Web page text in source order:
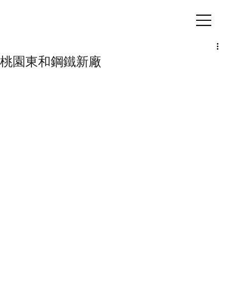
客製化鋁擠型｜氣密窗
桃園東和鋼鐵新廠